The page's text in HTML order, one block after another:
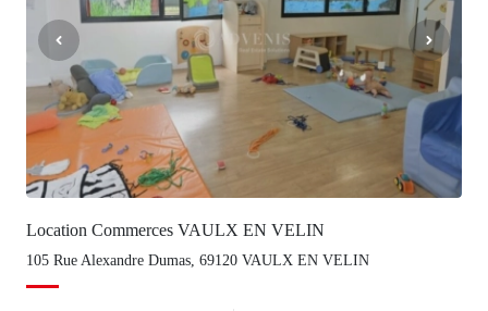
Location Commerces VAULX EN VELIN
105 Rue Alexandre Dumas, 69120 VAULX EN VELIN